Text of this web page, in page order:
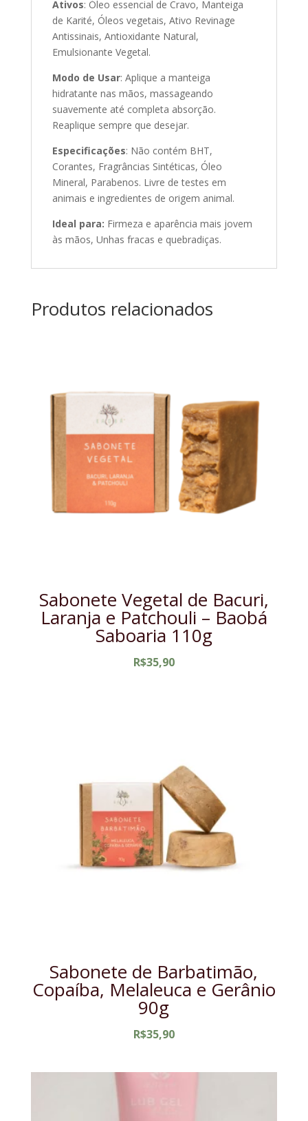
Ativos: Óleo essencial de Cravo, Manteiga
de Karité, Óleos vegetais, Ativo Revinage
Antissinais, Antioxidante Natural,
Emulsionante Vegetal.
Modo de Usar: Aplique a manteiga
hidratante nas mãos, massageando
suavemente até completa absorção.
Reaplique sempre que desejar.
Especificações: Não contém BHT,
Corantes, Fragrâncias Sintéticas, Óleo
Mineral, Parabenos. Livre de testes em
animais e ingredientes de origem animal.
Ideal para: Firmeza e aparência mais jovem
às mãos, Unhas fracas e quebradiças.
Produtos relacionados
Sabonete Vegetal de Bacuri,
Laranja e Patchouli – Baobá
Saboaria 110g
R$35,90
Sabonete de Barbatimão,
Copaíba, Melaleuca e Gerânio
90g
R$35,90